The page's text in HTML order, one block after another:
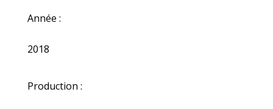
Année :
2018
Production :